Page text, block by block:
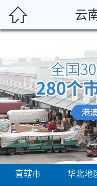
 云
直辖市 华北地